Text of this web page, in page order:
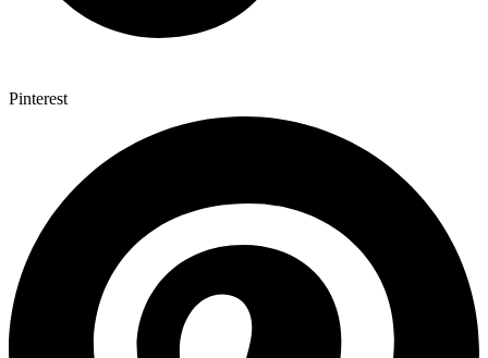
Pinterest